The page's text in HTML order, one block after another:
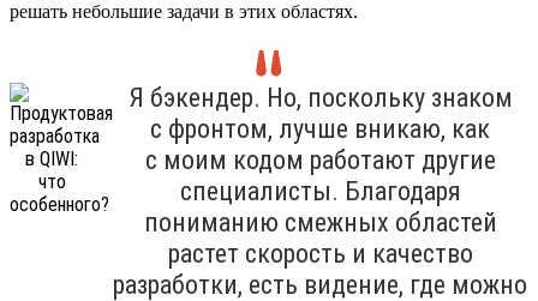
решать небольшие задачи в этих областях.
Я бэкендер. Но, поскольку знаком
с фронтом, лучше вникаю, как
с моим кодом работают другие
специалисты. Благодаря
пониманию смежных областей
растет скорость и качество
разработки, есть видение, где можно